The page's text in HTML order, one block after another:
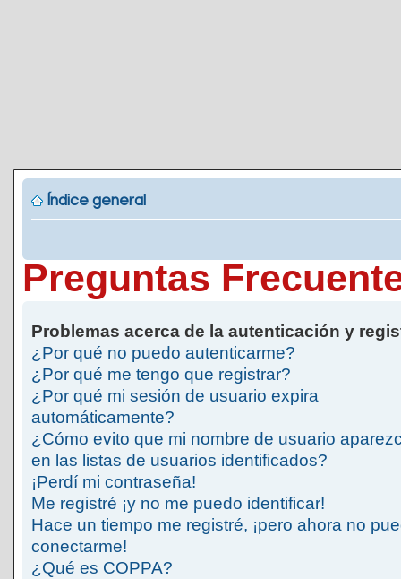
Índice general
Preguntas
Problemas acerca de la autenticación y
¿Por qué no puedo autenticarme?
¿Por qué me tengo que registrar?
¿Por qué mi sesión de usuario expira
automáticamente?
¿Cómo evito que mi nombre de usuario
en las listas de usuarios identificados?
¡Perdí mi contraseña!
Me registré ¡y no me puedo identificar!
Hace un tiempo me registré, ¡pero ahora no
conectarme!
¿Qué es COPPA?